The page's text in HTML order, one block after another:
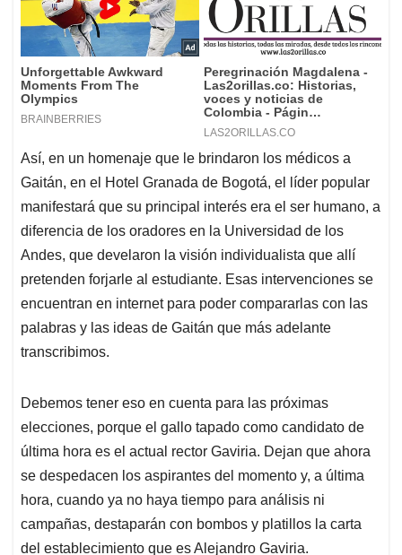
Así, en un homenaje que le brindaron los médicos a
Gaitán, en el Hotel Granada de Bogotá, el líder popular
manifestará que su principal interés era el ser humano, a
diferencia de los oradores en la Universidad de los
Andes, que develaron la visión individualista que allí
pretenden forjarle al estudiante. Esas intervenciones se
encuentran en internet para poder compararlas con las
palabras y las ideas de Gaitán que más adelante
transcribimos.
Debemos tener eso en cuenta para las próximas
elecciones, porque el gallo tapado como candidato de
última hora es el actual rector Gaviria. Dejan que ahora
se despedacen los aspirantes del momento y, a última
hora, cuando ya no haya tiempo para análisis ni
campañas, destaparán con bombos y platillos la carta
del establecimiento que es Alejandro Gaviria.